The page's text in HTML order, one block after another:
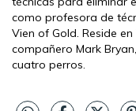
como profesora de
Vien of Gold. Reside
compañero Mark
cuatro perros.